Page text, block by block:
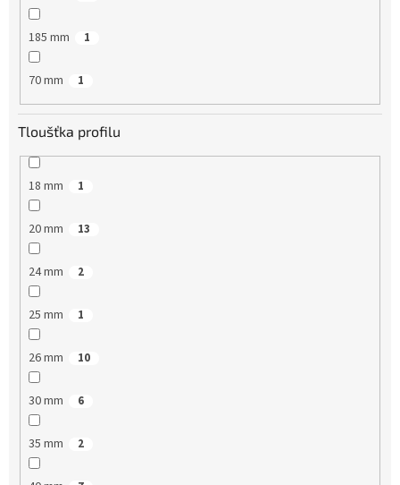
185 mm 1
70 mm 1
Tloušťka profilu
18 mm 1
20 mm 13
24 mm 2
25 mm 1
26 mm 10
30 mm 6
35 mm 2